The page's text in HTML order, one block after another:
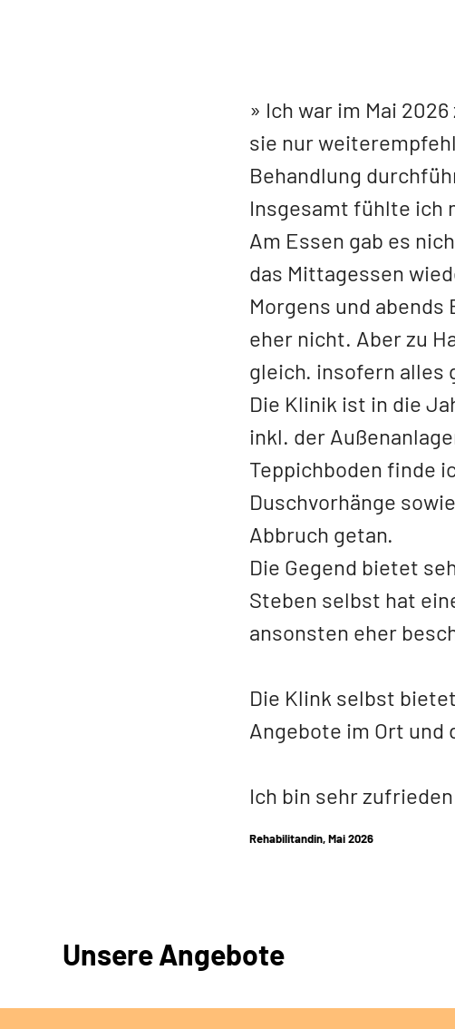
Ich war im Mai
sie nur
Behandlung
Insgesamt fühlte ich
Am Essen gab es
das Mittagessen
Morgens und
eher nicht. Aber zu
gleich. insofern alles
Die Klinik ist in die
inkl. der
Teppichboden finde
Duschvorhänge
Abbruch getan.
Die Gegend bietet
Steben selbst hat
ansonsten eher
Die Klink selbst
Angebote im Ort und
Ich bin sehr
Rehabilitandin, Mai 2026
Unsere Angebote